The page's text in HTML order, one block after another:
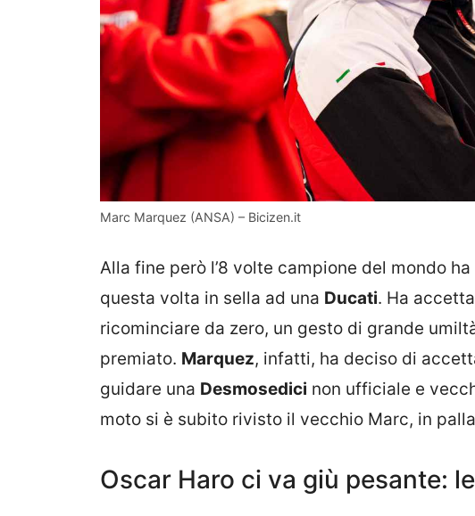
Marc Marquez (ANSA) – Bicizen.it
Alla fine però l’8 volte campione del mondo
questa volta in sella ad una Ducati. Ha
ricominciare da zero, un gesto di grande
premiato. Marquez, infatti, ha deciso di
guidare una Desmosedici non ufficiale e
moto si è subito rivisto il vecchio Marc, in
Oscar Haro ci va giù pesante: